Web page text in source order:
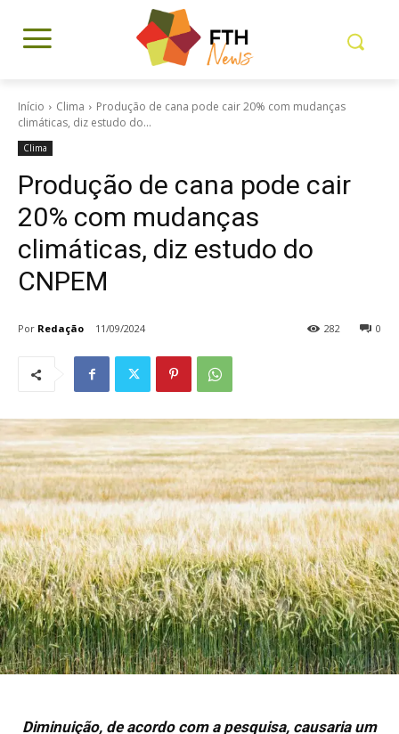
Início Clima
Produção de cana pode cair 20% com mudanças
climáticas, diz estudo do...
Clima
Produção de cana pode cair
20% com mudanças
climáticas, diz estudo do
CNPEM
Por Redação 11/09/2024 0
282
Diminuição, de acordo com a pesquisa, causaria um